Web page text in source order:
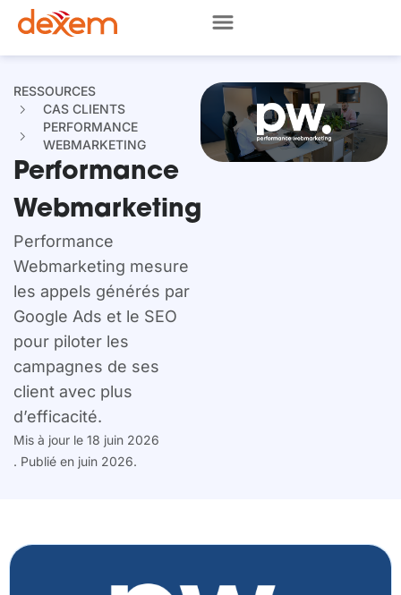
RESSOURCES
CAS CLIENTS
PERFORMANCE
WEBMARKETING
Performance
Webmarketing
Performance
Webmarketing mesure
les appels générés par
Google Ads et le SEO
pour piloter les
campagnes de ses
client avec plus
d’efficacité.
Mis à jour le 18 juin 2026
. Publié en juin 2026.